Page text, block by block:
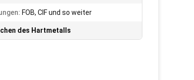
FOB, CIF und so weiter
des Hartmetalls